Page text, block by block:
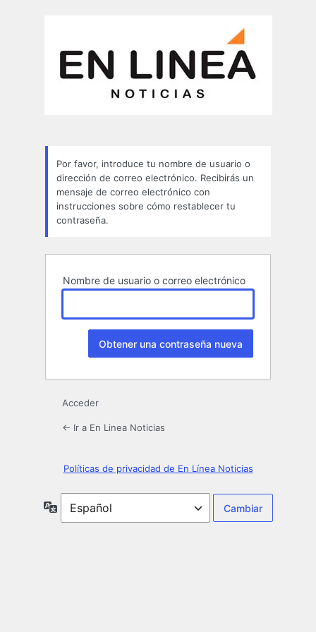
Por favor, introduce tu nombre de usuario o
dirección de correo electrónico. Recibirás un
mensaje de correo electrónico con
instrucciones sobre cómo restablecer tu
contraseña.
Nombre de usuario o correo electrónico
Acceder
← Ir a En Linea Noticias
Políticas de privacidad de En Línea Noticias
Idioma